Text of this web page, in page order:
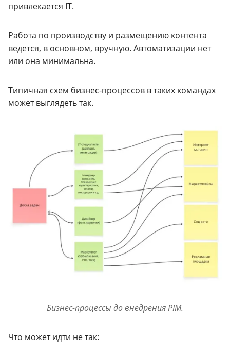
привлекается IT.
Работа по производству и размещению контента
ведется, в основном, вручную. Автоматизации нет
или она минимальна.
Типичная схем бизнес-процессов в таких командах
может выглядеть так.
Бизнес-процессы до внедрения PIM.
Что может идти не так: